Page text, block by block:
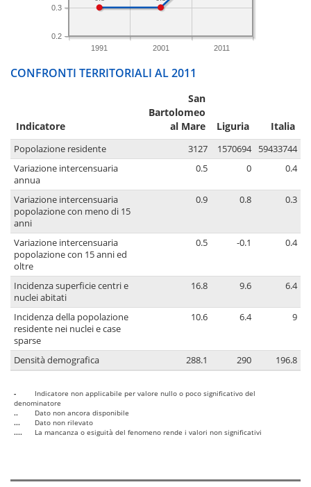
1991 2001 2011
0.2
0.3
CONFRONTI TERRITORIALI AL 2011
Indicatore
San
Bartolomeo
al Mare
Liguria Italia
Popolazione residente 3127 1570694
59433744
Variazione intercensuaria
annua
0.5 0 0.4
Variazione intercensuaria
popolazione con meno di 15
anni
0.9 0.8 0.3
Variazione intercensuaria
popolazione con 15 anni ed
oltre
0.5 -0.1 0.4
Incidenza superficie centri e
nuclei abitati
16.8 9.6 6.4
Incidenza della popolazione
residente nei nuclei e case
sparse
10.6 6.4 9
Densità demografica 288.1 290 196.8
-
Indicatore non applicabile per valore nullo o poco significativo del
denominatore
..
Dato non ancora disponibile
...
Dato non rilevato
....
La mancanza o esiguità del fenomeno rende i valori non significativi